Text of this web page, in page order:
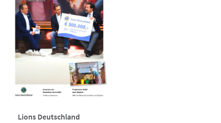
Lions Deutschland